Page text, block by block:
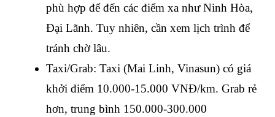
phù hợp để đến các điểm xa như Ninh Hòa,
Đại Lãnh. Tuy nhiên, cần xem lịch trình để
tránh chờ lâu.
Taxi/Grab: Taxi (Mai Linh, Vinasun) có giá
khởi điểm 10.000-15.000 VNĐ/km. Grab rẻ
hơn, trung bình 150.000-300.000